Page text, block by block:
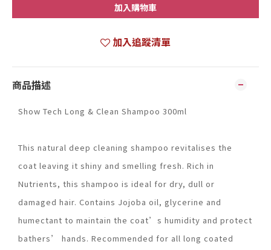
加入購物車
加入追蹤清單
商品描述
Show Tech Long & Clean Shampoo 300ml
This natural deep cleaning shampoo revitalises the
coat leaving it shiny and smelling fresh. Rich in
Nutrients, this shampoo is ideal for dry, dull or
damaged hair. Contains Jojoba oil, glycerine and
humectant to maintain the coat’s humidity and protect
bathers’ hands. Recommended for all long coated